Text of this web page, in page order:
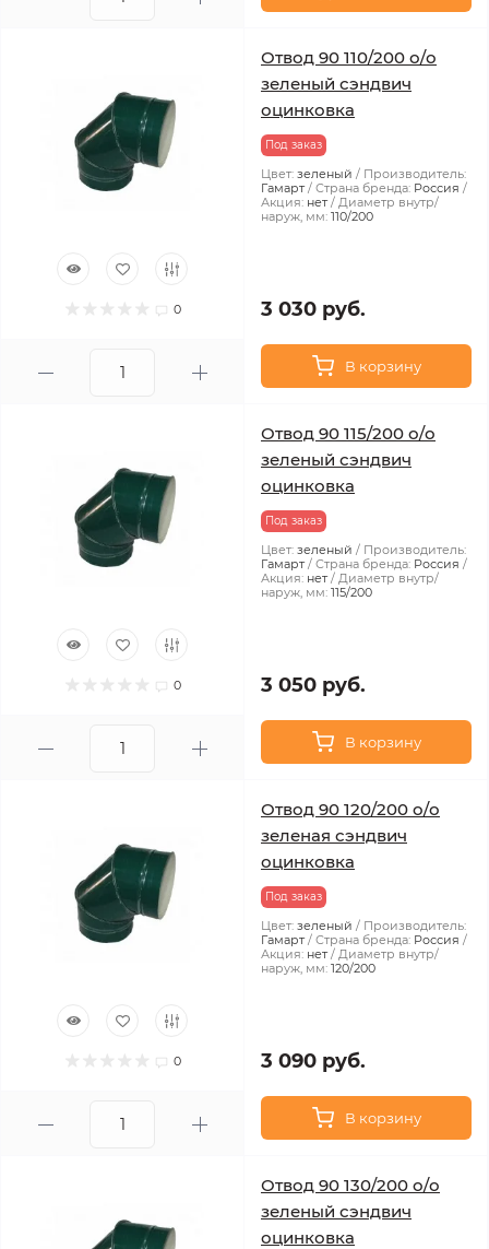
0
Отвод 90 110/200 о/о
зеленый сэндвич
оцинковка
Под заказ
Цвет: зеленый
Производитель:
Гамарт
Страна бренда: Россия
Акция: нет
Диаметр внутр/
наруж, мм: 110/200
3 030 руб.
В корзину
0
Отвод 90 115/200 о/о
зеленый сэндвич
оцинковка
Под заказ
Цвет: зеленый
Производитель:
Гамарт
Страна бренда: Россия
Акция: нет
Диаметр внутр/
наруж, мм: 115/200
3 050 руб.
В корзину
0
Отвод 90 120/200 о/о
зеленая сэндвич
оцинковка
Под заказ
Цвет: зеленый
Производитель:
Гамарт
Страна бренда: Россия
Акция: нет
Диаметр внутр/
наруж, мм: 120/200
3 090 руб.
В корзину
Отвод 90 130/200 о/о
зеленый сэндвич
оцинковка